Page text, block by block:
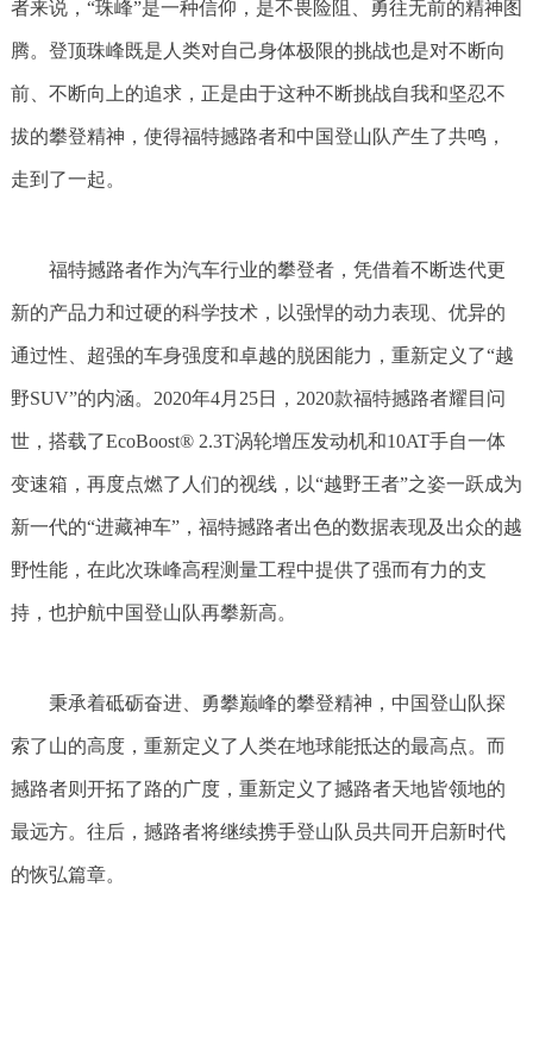
者来说，“珠峰”是一种信仰，是不畏险阻、勇往无前的精神图
腾。登顶珠峰既是人类对自己身体极限的挑战也是对不断向
前、不断向上的追求，正是由于这种不断挑战自我和坚忍不
拔的攀登精神，使得福特撼路者和中国登山队产生了共鸣，
走到了一起。
福特撼路者作为汽车行业的攀登者，凭借着不断迭代更
新的产品力和过硬的科学技术，以强悍的动力表现、优异的
通过性、超强的车身强度和卓越的脱困能力，重新定义了“越
野SUV”的内涵。2020年4月25日，2020款福特撼路者耀目问
世，搭载了EcoBoost® 2.3T涡轮增压发动机和10AT手自一体
变速箱，再度点燃了人们的视线，以“越野王者”之姿一跃成为
新一代的“进藏神车”，福特撼路者出色的数据表现及出众的越
野性能，在此次珠峰高程测量工程中提供了强而有力的支
持，也护航中国登山队再攀新高。
秉承着砥砺奋进、勇攀巅峰的攀登精神，中国登山队探
索了山的高度，重新定义了人类在地球能抵达的最高点。而
撼路者则开拓了路的广度，重新定义了撼路者天地皆领地的
最远方。往后，撼路者将继续携手登山队员共同开启新时代
的恢弘篇章。